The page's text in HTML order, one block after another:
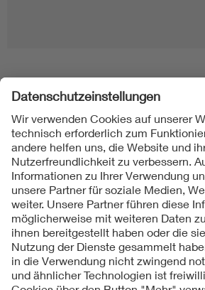
Folgen Sie uns
Kontakt
Impressum